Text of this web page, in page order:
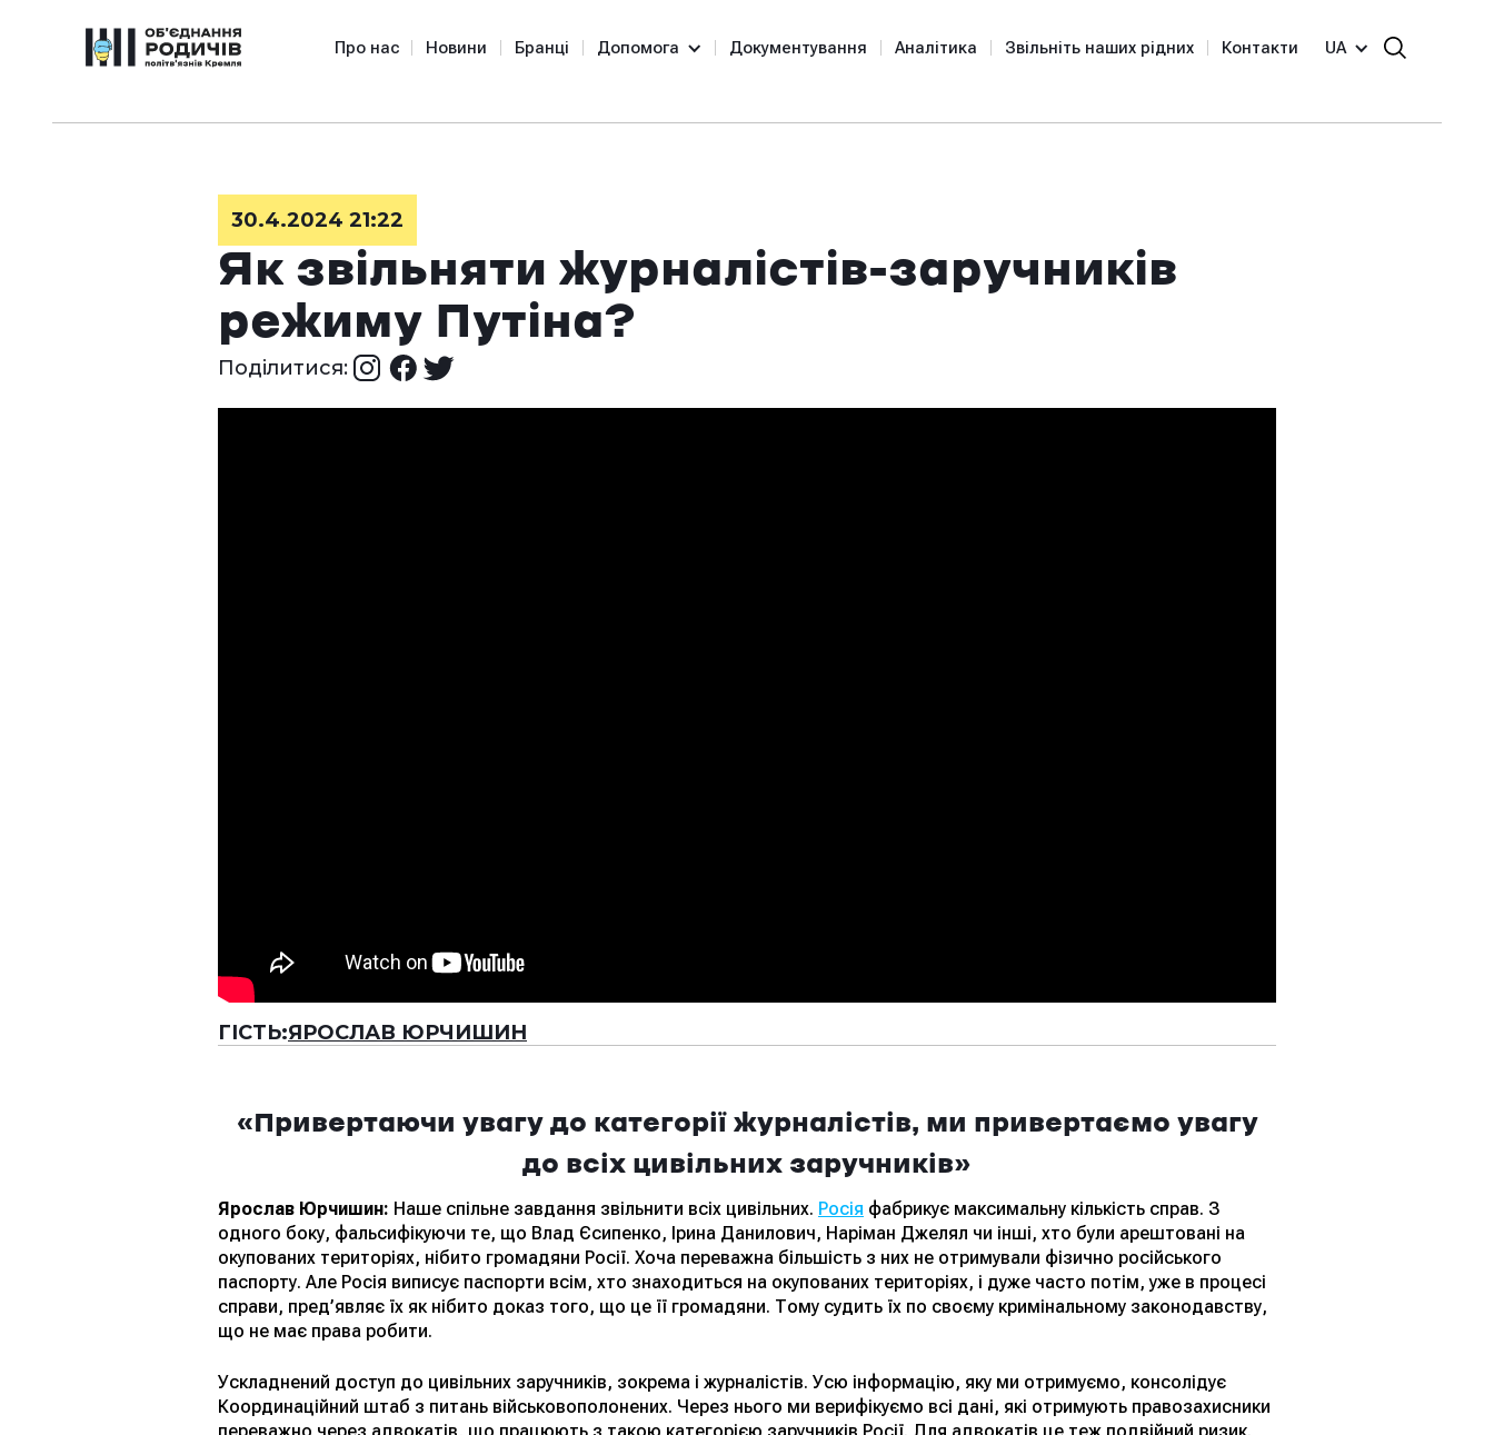
Про нас Новини Бранці Допомога Документування Аналітика Звільніть наших рідних Контакти UA
30.4.2024 21:22
Як звільняти журналістів-заручників
режиму Путіна?
Поділитися:
ГІСТЬ:ЯРОСЛАВ ЮРЧИШИН
«Привертаючи увагу до категорії журналістів, ми привертаємо увагу
до всіх цивільних заручників»
Ярослав Юрчишин: Наше спільне завдання звільнити всіх цивільних. Росія фабрикує максимальну кількість справ. З
одного боку, фальсифікуючи те, що Влад Єсипенко, Ірина Данилович, Наріман Джелял чи інші, хто були арештовані на
окупованих територіях, нібито громадяни Росії. Хоча переважна більшість з них не отримували фізично російського
паспорту. Але Росія виписує паспорти всім, хто знаходиться на окупованих територіях, і дуже часто потім, уже в процесі
справи, пред’являє їх як нібито доказ того, що це її громадяни. Тому судить їх по своєму кримінальному законодавству,
що не має права робити.
Ускладнений доступ до цивільних заручників, зокрема і журналістів. Усю інформацію, яку ми отримуємо, консолідує
Координаційний штаб з питань військовополонених. Через нього ми верифікуємо всі дані, які отримують правозахисники